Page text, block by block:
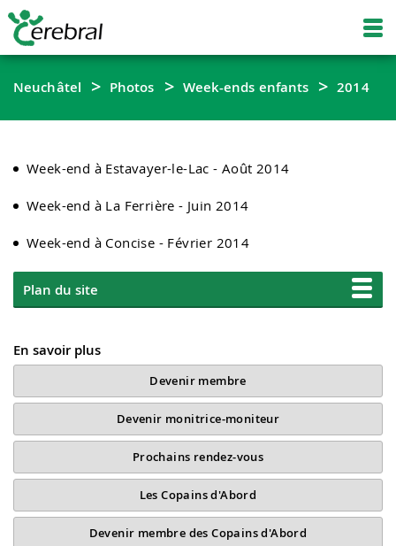
Neuchâtel Photos Week-ends enfants 2014
Week-end à Estavayer-le-Lac - Août 2014
Week-end à La Ferrière - Juin 2014
Week-end à Concise - Février 2014
Plan du site
En savoir plus
Devenir membre
Devenir monitrice-moniteur
Prochains rendez-vous
Les Copains d'Abord
Devenir membre des Copains d'Abord